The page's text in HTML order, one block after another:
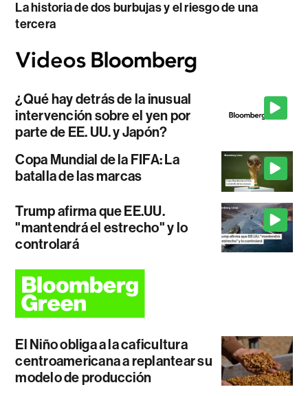
La historia de dos burbujas y el riesgo de una
tercera
¿Qué hay detrás de la inusual
intervención sobre el yen por
parte de EE. UU. y Japón?
Copa Mundial de la FIFA: La
batalla de las marcas
Trump afirma que EE.UU.
"mantendrá el estrecho" y lo
controlará
El Niño obliga a la caficultura
centroamericana a replantear su
modelo de producción